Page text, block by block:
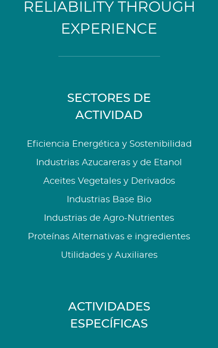
RELIABILITY THROUGH
EXPERIENCE
SECTORES DE
ACTIVIDAD
Eficiencia Energética y Sostenibilidad
Industrias Azucareras y de Etanol
Aceites Vegetales y Derivados
Industrias Base Bio
Industrias de Agro-Nutrientes
Proteínas Alternativas e ingredientes
Utilidades y Auxiliares
ACTIVIDADES
ESPECÍFICAS